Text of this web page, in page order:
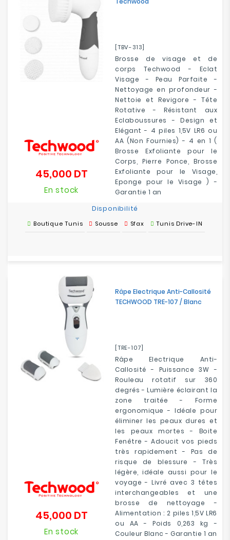
[TBV-313]
Brosse de visage et de
corps Techwood - Eclat
Visage - Peau Parfaite -
Nettoyage en profondeur -
Nettoie et Revigore - Tête
Rotative - Résistant aux
Eclaboussures - Design et
Elégant - 4 piles 1,5V LR6 ou
AA (Non Fournies) - 4 en 1 (
Brosse Exfoliante pour le
Corps, Pierre Ponce, Brosse
Exfoliante pour le Visage,
Eponge pour le Visage ) -
Garantie 1 an
45,000 DTPrix
En stock
Disponibilité
Boutique Tunis Sousse Sfax Tunis Drive-IN
Râpe Electrique Anti-Callosité
TECHWOOD TRE-107 / Blanc
[TRE-107]
Râpe Electrique Anti-
Callosité - Puissance 3W -
Rouleau rotatif sur 360
degrés - Lumière éclairant la
zone traitée - Forme
ergonomique - Idéale pour
éliminer les peaux dures et
les peaux mortes - Boite
Fenêtre - Adoucit vos pieds
très rapidement - Pas de
risque de blessure - Très
légère, idéale aussi pour le
voyage - Livré avec 3 têtes
interchangeables et une
brosse de nettoyage -
Alimentation : 2 piles 1,5V LR6
ou AA - Poids 0,263 kg -
Couleur Blanc - Garantie 1 an
45,000 DTPrix
En stock